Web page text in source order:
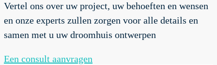
Vertel ons over uw project, uw behoeften en wensen
en onze experts zullen zorgen voor alle details en
samen met u uw droomhuis ontwerpen
Een consult aanvragen